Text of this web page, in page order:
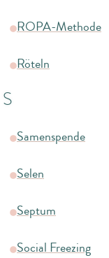
ROPA-Methode
Röteln
S
Samenspende
Selen
Septum
Social Freezing